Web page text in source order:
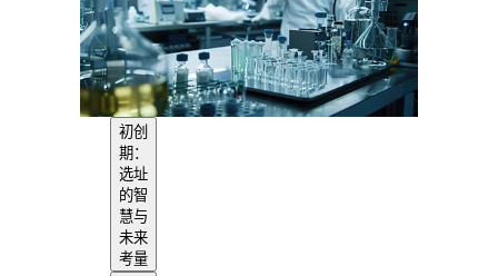
初创
期：
选址
的智
慧与
未来
考量